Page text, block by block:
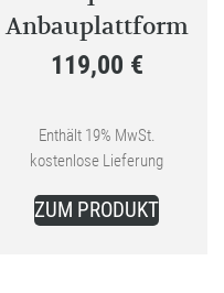
Anbauplattform
119,00 €
Enthält 19% MwSt.
kostenlose Lieferung
ZUM PRODUKT